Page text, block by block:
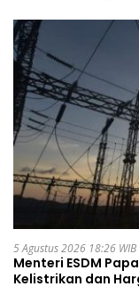
5 Agustus 2026 18:26 WIB
Menteri ESDM
Kelistrikan dan